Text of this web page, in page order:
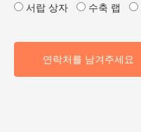
서랍 상자
수축 랩
연락처를 남겨주세요